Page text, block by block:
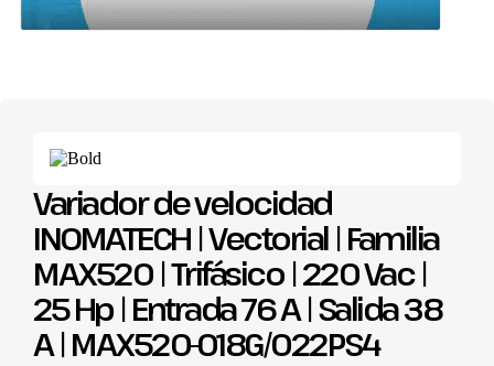
Variador de velocidad
INOMATECH | Vectorial | Familia
MAX520 | Trifásico | 220 Vac |
25 Hp | Entrada 76 A | Salida 38
A | MAX520-018G/022PS4